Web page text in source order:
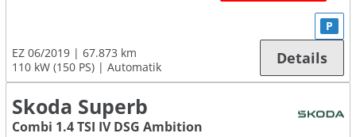
EZ 06/2019
67.873 km
110 kW (150 PS)
Automatik
P
Details
Skoda Superb
Combi 1.4 TSI IV DSG Ambition